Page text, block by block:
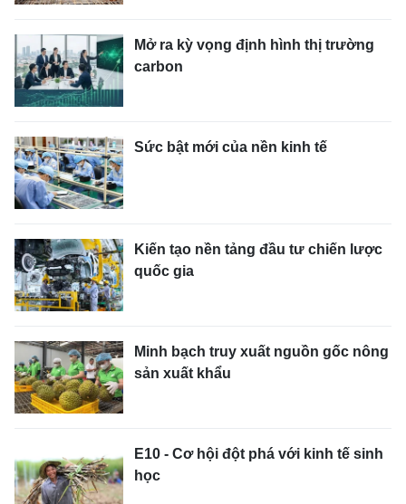
Mở ra kỳ vọng định hình thị trường
carbon
Sức bật mới của nền kinh tế
Kiến tạo nền tảng đầu tư chiến lược
quốc gia
Minh bạch truy xuất nguồn gốc nông
sản xuất khẩu
E10 - Cơ hội đột phá với kinh tế sinh
học